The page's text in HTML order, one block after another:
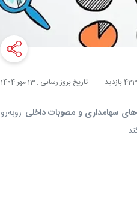
تاریخ بروز رسانی : 13مهر1404
سهامداری و مصوبات داخلی روبه‌رو